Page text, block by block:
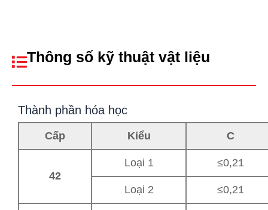
Thông số kỹ thuật vật liệu
Thành phần hóa học
Cấp Kiểu C
42
Loại 1 ≤0,21
Loại 2 ≤0,21